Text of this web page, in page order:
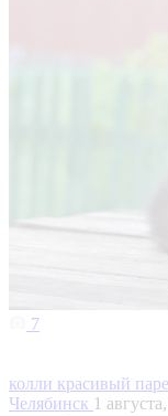
7
колли красивый
Челябинск 1